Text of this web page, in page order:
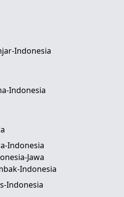
Indonesia
Indonesia
Indonesia
Jawa
Indonesia
Indonesia